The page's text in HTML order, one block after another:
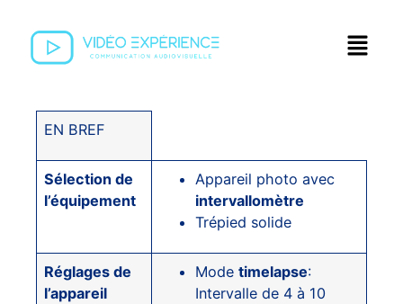
EN BREF
Sélection de
l’équipement
Appareil photo avec
intervallomètre
Trépied solide
Réglages de
l’appareil
Modetimelapse:
Intervalle de 4 à 10